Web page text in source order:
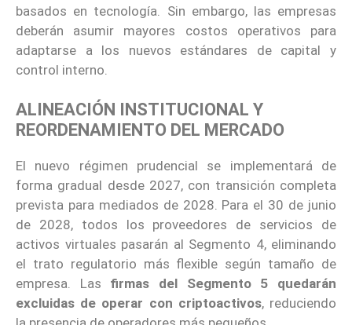
basados en tecnología. Sin embargo, las empresas
deberán asumir mayores costos operativos para
adaptarse a los nuevos estándares de capital y
control interno.
ALINEACIÓN INSTITUCIONAL Y
REORDENAMIENTO DEL MERCADO
El nuevo régimen prudencial se implementará de
forma gradual desde 2027, con transición completa
prevista para mediados de 2028. Para el 30 de junio
de 2028, todos los proveedores de servicios de
activos virtuales pasarán al Segmento 4, eliminando
el trato regulatorio más flexible según tamaño de
empresa. Las firmas del Segmento 5 quedarán
excluidas de operar con criptoactivos, reduciendo